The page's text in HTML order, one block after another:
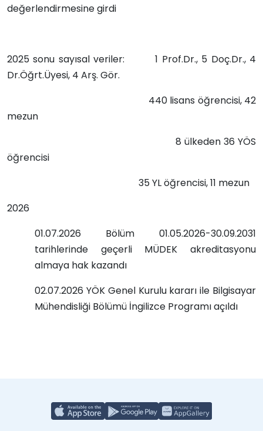
değerlendirmesine girdi
2025 sonu sayısal veriler: 1 Prof.Dr., 5 Doç.Dr., 4
Dr.Öğrt.Üyesi, 4 Arş. Gör.
440 lisans öğrencisi, 42
mezun
8 ülkeden 36 YÖS
öğrencisi
35 YL öğrencisi, 11 mezun
2026
01.07.2026 Bölüm 01.05.2026-30.09.2031
tarihlerinde geçerli MÜDEK akreditasyonu
almaya hak kazandı
02.07.2026 YÖK Genel Kurulu kararı ile Bilgisayar
Mühendisliği Bölümü İngilizce Programı açıldı